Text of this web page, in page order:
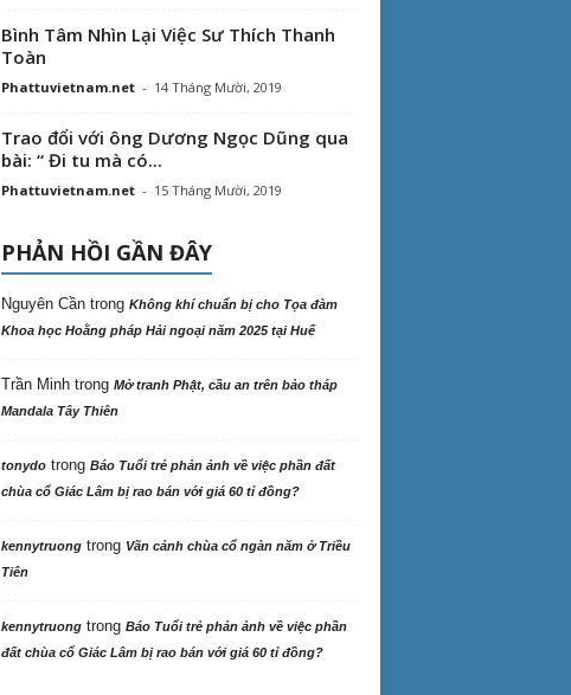
Bình Tâm Nhìn Lại Việc Sư Thích Thanh
Toàn
Phattuvietnam.net - 14 Tháng Mười, 2019
Trao đổi với ông Dương Ngọc Dũng qua
bài: “ Đi tu mà có...
Phattuvietnam.net - 15 Tháng Mười, 2019
PHẢN HỒI GẦN ĐÂY
Nguyên Cầntrong Không khí chuẩn bị cho Tọa đàm
Khoa học Hoằng pháp Hải ngoại năm 2025 tại Huế
Trần Minhtrong Mở tranh Phật, cầu an trên bảo tháp
Mandala Tây Thiên
tonydotrong Báo Tuổi trẻ phản ảnh về việc phần đất
chùa cổ Giác Lâm bị rao bán với giá 60 tỉ đồng?
kennytruongtrong Vãn cảnh chùa cổ ngàn năm ở Triều
Tiên
kennytruongtrong Báo Tuổi trẻ phản ảnh về việc phần
đất chùa cổ Giác Lâm bị rao bán với giá 60 tỉ đồng?